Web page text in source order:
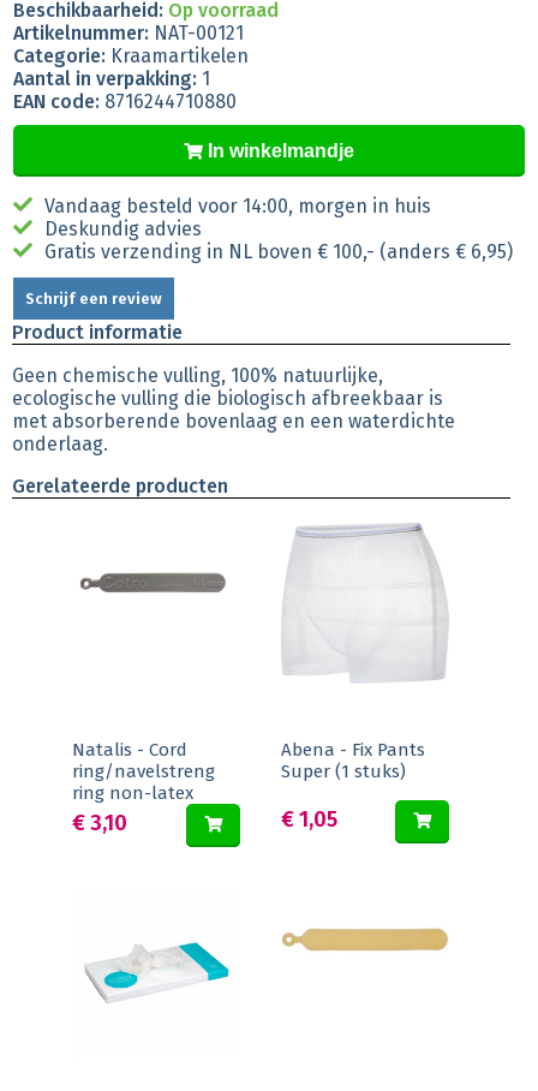
Beschikbaarheid: Op voorraad
Artikelnummer: NAT-00121
Categorie: Kraamartikelen
Aantal in verpakking: 1
EAN code: 8716244710880
In winkelmandje
Vandaag besteld voor 14:00, morgen in huis
Deskundig advies
Gratis verzending in NL boven € 100,- (anders € 6,95)
Schrijf een review
Product informatie
Geen chemische vulling, 100% natuurlijke,
ecologische vulling die biologisch afbreekbaar is
met absorberende bovenlaag en een waterdichte
onderlaag.
Gerelateerde producten
Natalis - Cord
ring/navelstreng
ring non-latex
€ 3,10
Abena - Fix Pants
Super (1 stuks)
€ 1,05